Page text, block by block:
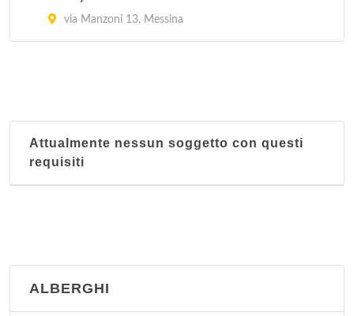
via Manzoni 13, Messina
Attualmente nessun soggetto con questi
requisiti
ALBERGHI